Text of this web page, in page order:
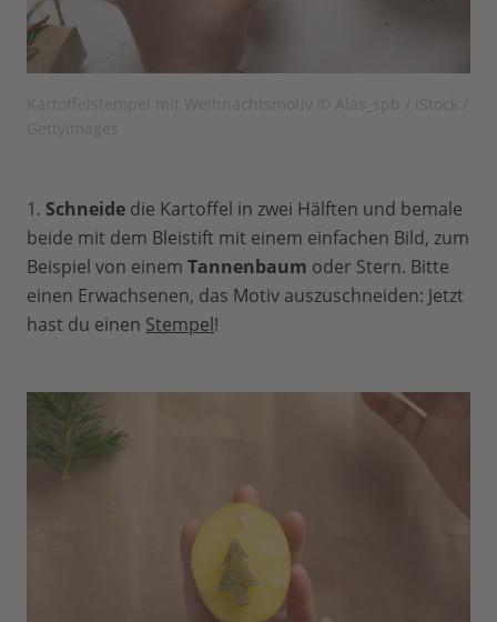
1. Schneide die Kartoffel in zwei Hälften und bemale
beide mit dem Bleistift mit einem einfachen Bild, zum
Beispiel von einem Tannenbaum oder Stern. Bitte
einen Erwachsenen, das Motiv auszuschneiden: Jetzt
hast du einen Stempel!